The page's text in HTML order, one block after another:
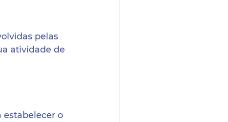
pelas
atividade de
estabelecer o